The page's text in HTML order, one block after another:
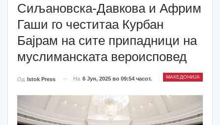
Сиљановска-Давкова и Африм
Гаши го честитаа Курбан
Бајрам на сите припадници на
муслиманската вероисповед
МАКЕДОНИЈА
Од Istok Press На 6 Јун, 2025 во 09:54 часот.